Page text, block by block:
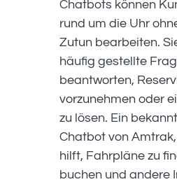
Chatbots können
rund um die Uhr
Zutun bearbeiten.
häufig gestellte
beantworten,
vorzunehmen oder
zu lösen. Ein
Chatbot von
hilft, Fahrpläne zu
buchen und andere